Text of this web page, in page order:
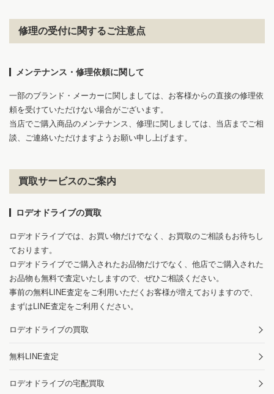
修理の受付に関するご注意点
メンテナンス・修理依頼に関して
一部のブランド・メーカーに関しましては、お客様からの直接の修理依
頼を受けていただけない場合がございます。
当店でご購入商品のメンテナンス、修理に関しましては、当店までご相
談、ご連絡いただけますようお願い申し上げます。
買取サービスのご案内
ロデオドライブの買取
ロデオドライブでは、お買い物だけでなく、お買取のご相談もお待ちし
ております。
ロデオドライブでご購入されたお品物だけでなく、他店でご購入された
お品物も無料で査定いたしますので、ぜひご相談ください。
事前の無料LINE査定をご利用いただくお客様が増えておりますので、
まずはLINE査定をご利用ください。
ロデオドライブの買取
無料LINE査定
ロデオドライブの宅配買取